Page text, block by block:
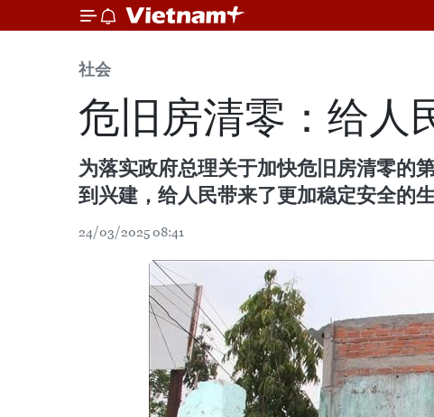
社会
危旧房清零：给人
为落实政府总理关于加快危旧房清零的
到兴建，给人民带来了更加稳定安全的
24/03/2025 08:41